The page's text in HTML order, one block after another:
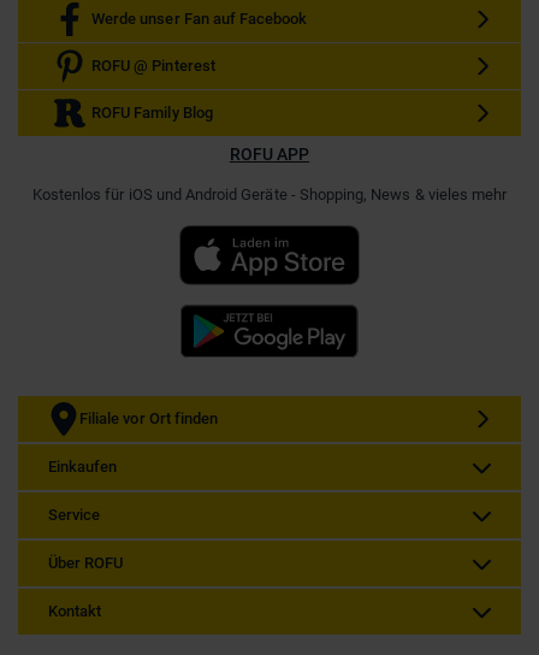
Werde unser Fan auf Facebook
ROFU @ Pinterest
ROFU Family Blog
ROFU APP
Kostenlos für iOS und Android Geräte - Shopping, News & vieles mehr
Filiale vor Ort finden
Einkaufen
Service
Über ROFU
Kontakt